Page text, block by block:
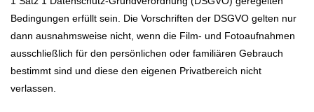
Bedingungen erfüllt sein. Die Vorschriften der DSGVO gelten nur
dann ausnahmsweise nicht, wenn die Film- und Fotoaufnahmen
ausschließlich für den persönlichen oder familiären Gebrauch
bestimmt sind und diese den eigenen Privatbereich nicht
verlassen.